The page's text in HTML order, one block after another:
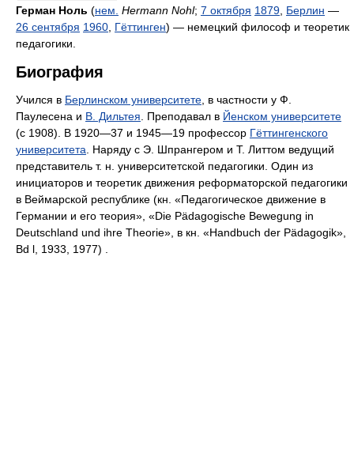
Герман Ноль (нем. Hermann Nohl; 7 октября 1879 Берлин —
26 сентября 1960 Гёттинген) — немецкий философ и теоретик
педагогики.
Биография
Учился в Берлинском университете , в частности у Ф.
Паулесена и В. Дильтея . Преподавал в Йенском университете
(с 1908). В 1920—37 и 1945—19 профессор Гёттингенского
университета . Наряду с Э. Шпрангером и Т. Литтом ведущий
представитель т. н. университетской педагогики. Один из
инициаторов и теоретик движения реформаторской педагогики
в Веймарской республике (кн. «Педагогическое движение в
Германии и его теория», «Die Pädagogische Bewegung in
Deutschland und ihre Theorie», в кн. «Handbuch der Pädagogik»,
Bd l, 1933, 1977) .